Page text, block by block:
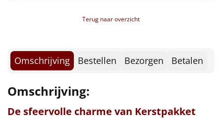
Slowcooker POPULAIR
Noodradio NIEUW
Deken (fleece plaid)
Terug naar overzicht
Omschrijving Bestellen Bezorgen Betalen
Omschrijving:
De sfeervolle charme van Kerstpakket